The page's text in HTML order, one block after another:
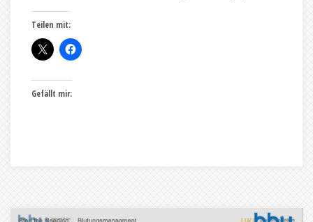
Teilen mit:
Gefällt mir: